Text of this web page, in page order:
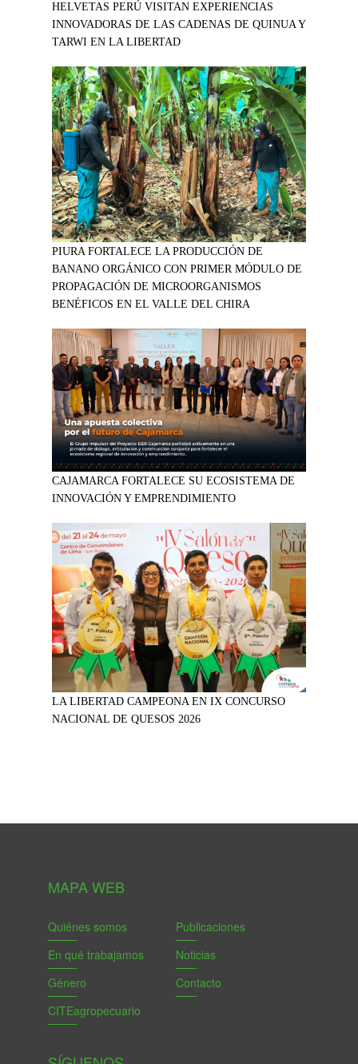
HELVETAS PERÚ VISITAN EXPERIENCIAS
INNOVADORAS DE LAS CADENAS DE QUINUA Y
TARWI EN LA LIBERTAD
PIURA FORTALECE LA PRODUCCIÓN DE
BANANO ORGÁNICO CON PRIMER MÓDULO DE
PROPAGACIÓN DE MICROORGANISMOS
BENÉFICOS EN EL VALLE DEL CHIRA
CAJAMARCA FORTALECE SU ECOSISTEMA DE
INNOVACIÓN Y EMPRENDIMIENTO
LA LIBERTAD CAMPEONA EN IX CONCURSO
NACIONAL DE QUESOS 2026
MAPA WEB
Quiénes somos
En qué trabajamos
Género
CITEagropecuario
Publicaciones
Noticias
Contacto